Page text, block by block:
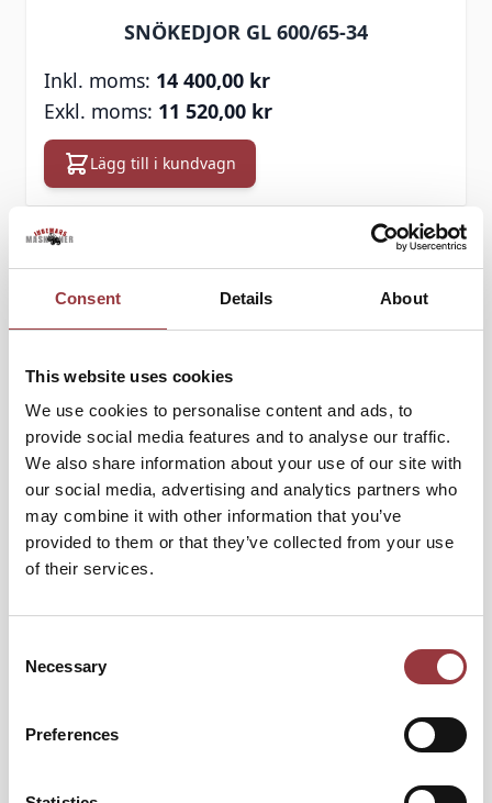
Consent Details About
This website uses cookies
We use cookies to personalise content and ads, to
provide social media features and to analyse our traffic.
We also share information about your use of our site with
our social media, advertising and analytics partners who
may combine it with other information that you’ve
provided to them or that they’ve collected from your use
of their services.
Selection
Necessary
Preferences
SNÖKEDJOR GL 600/65-34
14 400,00 kr
11 520,00 kr
Lägg till i kundvagn